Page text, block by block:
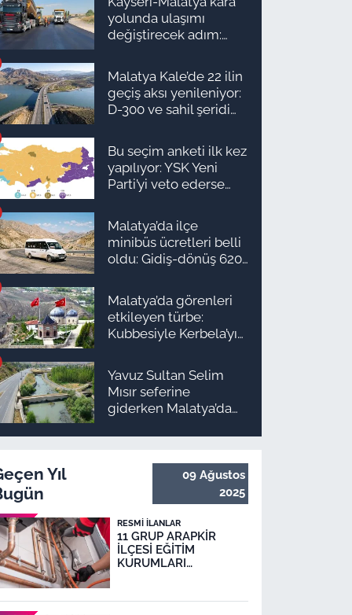
yolunda ulaşımı
değiştirecek adım:
Malatya Kale’de 22 ilin
geçiş aksı yenileniyor:
D-300 ve sahil şeridi
Bu seçim anketi ilk kez
yapılıyor: YSK Yeni
Parti’yi veto ederse
olur?
Malatya’da ilçe
minibüs ücretleri belli
oldu: Gidiş-dönüş 620
Malatya’da görenleri
etkileyen türbe:
Kubbesiyle Kerbela’yı
Yavuz Sultan Selim
Mısır seferine
giderken Malatya’da
buranın ismi neden
Yıl
09 Ağustos
2025
RESMI İLANLAR
11 GRUP ARAPKİR
İLÇESİ EĞİTİM
KURUMLARI